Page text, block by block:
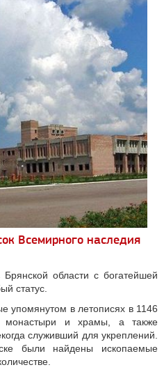
Всемирного наследия
области с богатейшей
статус.
упомянутом в летописях в 1146
монастыри и храмы, а также
служивший для укреплений.
были найдены ископаемые